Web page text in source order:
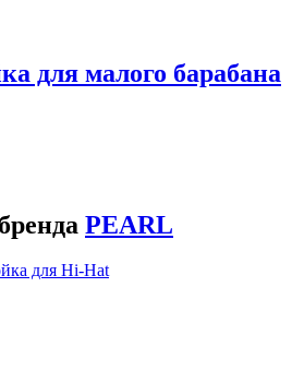
для малого барабана
PEARL